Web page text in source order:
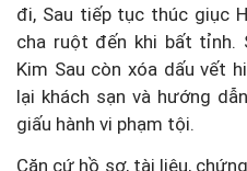
đi, Sau tiếp tục thúc giục
cha ruột đến khi bất tỉnh.
Kim Sau còn xóa dấu vết
lại khách sạn và hướng
giấu hành vi phạm tội.
Căn cứ hồ sơ, tài liệu,